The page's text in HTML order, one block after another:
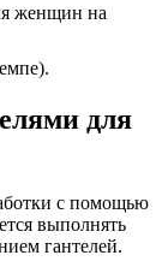
для
с помощью
выполнять
гантелей.